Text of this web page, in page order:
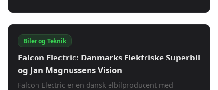
Biler og Teknik
Falcon Electric: Danmarks Elektriske Superbil
og Jan Magnussens Vision
Falcon Electric er en dansk elbilproducent med